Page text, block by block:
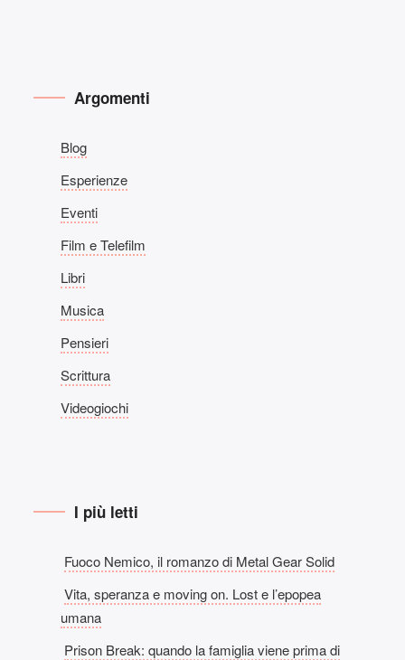
Argomenti
Blog
Esperienze
Eventi
Film e Telefilm
Libri
Musica
Pensieri
Scrittura
Videogiochi
I più letti
Fuoco Nemico, il romanzo di Metal Gear Solid
Vita, speranza e moving on. Lost e l’epopea
umana
Prison Break: quando la famiglia viene prima di